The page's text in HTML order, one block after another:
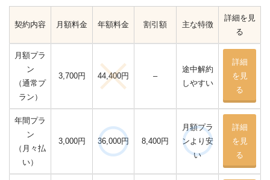
契約内容 月額料金 年額料金 割引額 主な特徴
詳細を見
る
月額プラ
ン
（通常プ
ラン）
3,700円 44,400円 –
途中解約
しやすい
詳細
を見
る
年間プラ
ン
（月々払
い）
3,000円 36,000円 8,400円
月額プラ
ンより安
い
詳細
を見
る